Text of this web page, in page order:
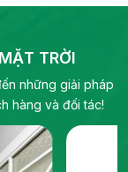
TRỜI
những giải pháp
hàng và đối tác!